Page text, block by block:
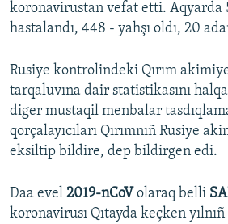
koronavirustan vefat etti. Aqyarda
hastalandı, 448 - yahşı oldı, 20
Rusiye kontrolindeki Qırım
tarqaluvına dair statistikasını
diger mustaqil menbalar
qorçalayıcıları Qırımnıñ Rusiye
eksiltip bildire, dep bildirgen edi.
Daa evel 2019-nCoV olaraq belli
koronavirusı Qıtayda keçken